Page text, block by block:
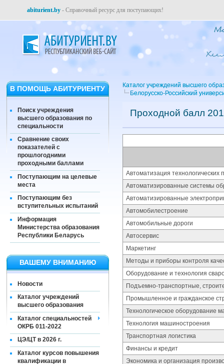
abiturient.by - Справочный ресурс для поступающих!
В ПОМОЩЬ АБИТУРИЕНТУ
Поиск учреждения
высшего образования по
специальности
Сравнение своих
показателей с
прошлогодними
проходными баллами
Поступающим на целевые
места
Поступающим без
вступительных испытаний
Информация
Министерства образования
Республики Беларусь
ВАШЕМУ ВНИМАНИЮ
Новости
Каталог учреждений
высшего образования
Каталог специальностей
ОКРБ 011-2022
ЦЭ/ЦТ в 2026 г.
Каталог курсов повышения
квалификации в
Каталог учреждений высшего
Белорусско-Российский
Проходной балл
Автоматизация технологических
Автоматизированные системы
Автоматизированные
Автомобилестроение
Автомобильные дороги
Автосервис
Маркетинг
Методы и приборы контроля
Оборудование и технология
Подъемно-транспортные,
Промышленное и гражданское
Технологическое оборудование
Технология машиностроения
Транспортная логистика
Финансы и кредит
Экономика и организация